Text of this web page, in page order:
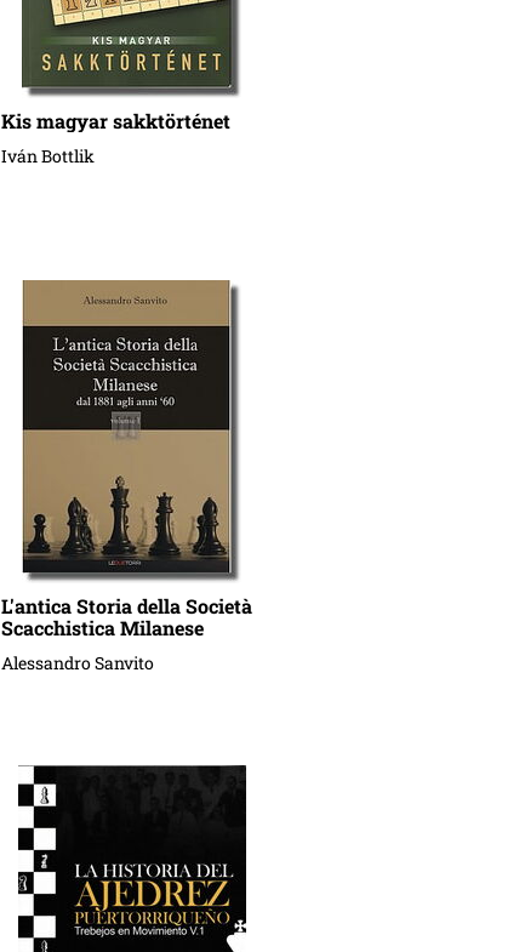
Kis magyar sakktörténet
Iván Bottlik
L'antica Storia della Società
Scacchistica Milanese
Alessandro Sanvito